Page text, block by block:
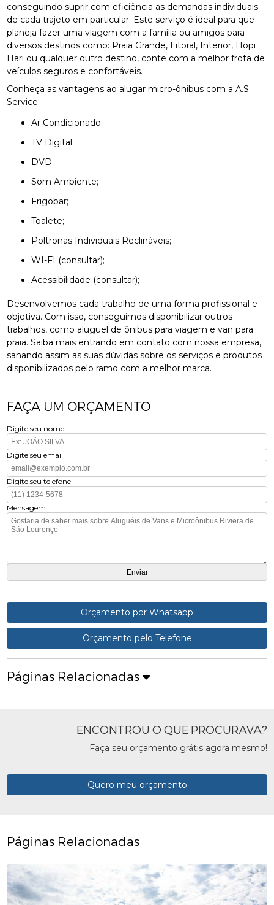
conseguindo suprir com eficiência as demandas individuais
de cada trajeto em particular. Este serviço é ideal para que
planeja fazer uma viagem com a família ou amigos para
diversos destinos como: Praia Grande, Litoral, Interior, Hopi
Hari ou qualquer outro destino, conte com a melhor frota de
veículos seguros e confortáveis.
Conheça as vantagens ao alugar micro-ônibus com a A.S.
Service:
Ar Condicionado;
TV Digital;
DVD;
Som Ambiente;
Frigobar;
Toalete;
Poltronas Individuais Reclináveis;
WI-FI (consultar);
Acessibilidade (consultar);
Desenvolvemos cada trabalho de uma forma profissional e
objetiva. Com isso, conseguimos disponibilizar outros
trabalhos, como aluguel de ônibus para viagem e van para
praia. Saiba mais entrando em contato com nossa empresa,
sanando assim as suas dúvidas sobre os serviços e produtos
disponibilizados pelo ramo com a melhor marca.
FAÇA UM ORÇAMENTO
Digite seu nome
Digite seu email
Digite seu telefone
Mensagem
Orçamento por Whatsapp
Orçamento pelo Telefone
Páginas Relacionadas
ENCONTROU O QUE PROCURAVA?
Faça seu orçamento grátis agora mesmo!
Quero meu orçamento
Páginas Relacionadas